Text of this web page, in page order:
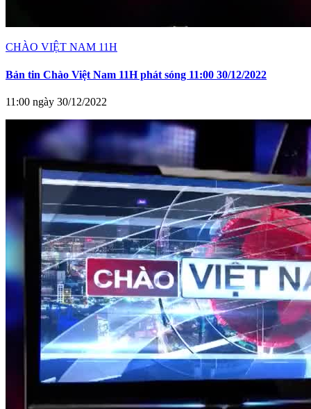
CHÀO VIỆT NAM 11H
Bản tin Chào Việt Nam 11H phát sóng 11:00 30/12/2022
11:00 ngày 30/12/2022